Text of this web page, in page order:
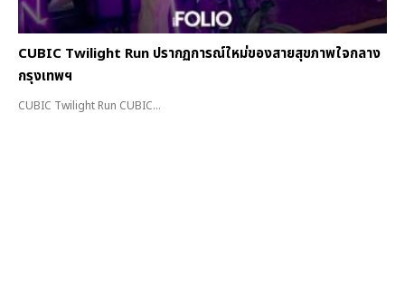
CUBIC Twilight Run ปรากฏการณ์ใหม่ของสายสุขภาพใจกลาง
กรุงเทพฯ
CUBIC Twilight Run CUBIC...